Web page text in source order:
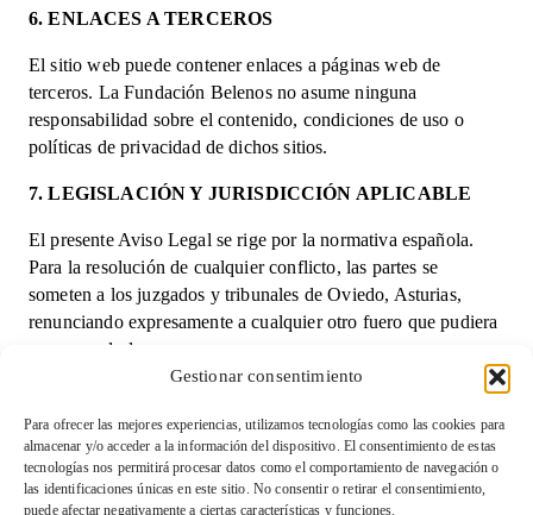
Gestionar consentimiento
Para ofrecer las mejores experiencias, utilizamos tecnologías como las cookies para
almacenar y/o acceder a la información del dispositivo. El consentimiento de estas
tecnologías nos permitirá procesar datos como el comportamiento de navegación o
las identificaciones únicas en este sitio. No consentir o retirar el consentimiento,
puede afectar negativamente a ciertas características y funciones.
6. ENLACES A TERCEROS
El sitio web puede contener enlaces a páginas web de
terceros. La Fundación Belenos no asume ninguna
responsabilidad sobre el contenido, condiciones de uso o
políticas de privacidad de dichos sitios.
7. LEGISLACIÓN Y JURISDICCIÓN APLICABLE
El presente Aviso Legal se rige por la normativa española.
Para la resolución de cualquier conflicto, las partes se
someten a los juzgados y tribunales de Oviedo, Asturias,
renunciando expresamente a cualquier otro fuero que pudiera
corresponderles.
correo electrónicofundacionbelenos@gmail.com.
Condiciones de venta y devolución